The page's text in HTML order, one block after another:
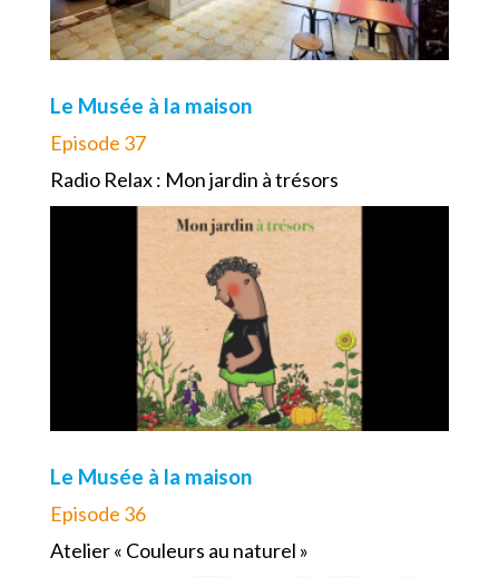
Le Musée à la maison
Episode 37
Radio Relax : Mon jardin à trésors
Le Musée à la maison
Episode 36
Atelier « Couleurs au naturel »